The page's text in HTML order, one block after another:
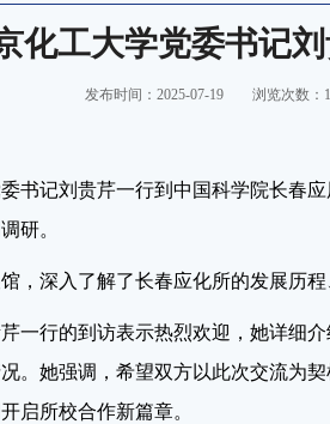
化工大学党委书记
发布时间：2025-07-19 浏览次数：
书记刘贵芹一行到中国科学院长春
研。
，深入了解了长春应化所的发展历
一行的到访表示热烈欢迎，她详细
。她强调，希望双方以此次交流为
启所校合作新篇章。